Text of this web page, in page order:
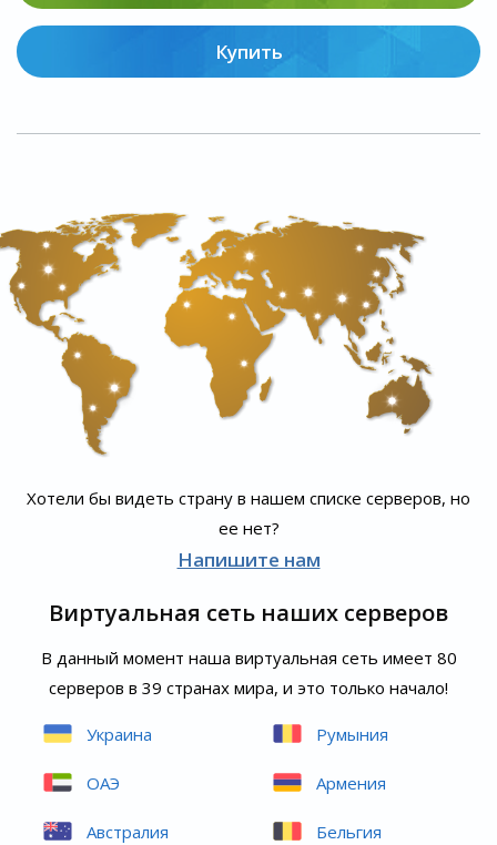
Купить
Хотели бы видеть страну в нашем списке серверов, но
ее нет?
Напишите нам
Виртуальная сеть наших серверов
В данный момент наша виртуальная сеть имеет 80
серверов в 39 странах мира, и это только начало!
Украина Румыния
ОАЭ Армения
Австралия Бельгия